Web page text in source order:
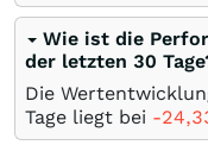
Wie ist die
der letzten 30
Die
Tage liegt bei -